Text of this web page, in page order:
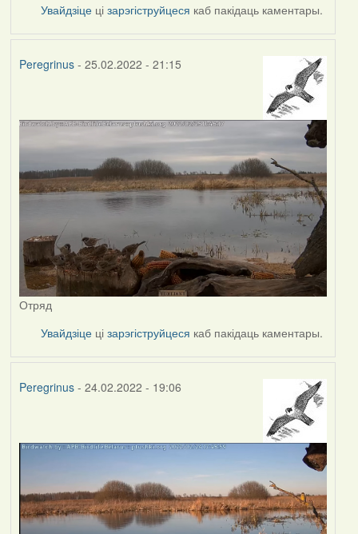
Увайдзіце цізарэгіструйцеся каб пакідаць каментары.
Peregrinus- 25.02.2022 - 21:15
Отряд
Увайдзіце цізарэгіструйцеся каб пакідаць каментары.
Peregrinus- 24.02.2022 - 19:06